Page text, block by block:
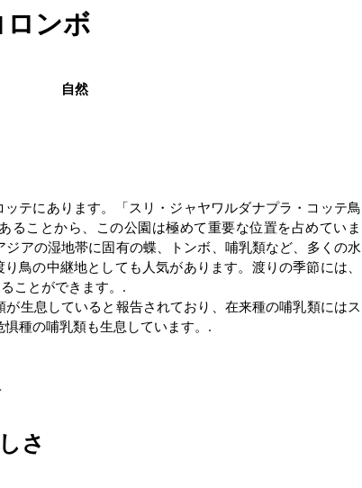
ロンボ
自然
テにあります。「スリ・ジャヤワルダナプラ・コッテ鳥
ことから、この公園は極めて重要な位置を占めていま
アの湿地帯に固有の蝶、トンボ、哺乳類など、多くの水
鳥の中継地としても人気があります。渡りの季節には、
ことができます。.
生息していると報告されており、在来種の哺乳類にはス
種の哺乳類も生息しています。.
さ